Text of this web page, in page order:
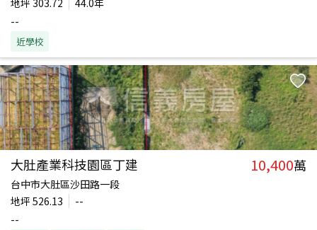
地坪 303.72
44.0年
--
近學校
大肚產業科技園區丁建 10,400萬
台中市大肚區沙田路一段
地坪 526.13
--
--